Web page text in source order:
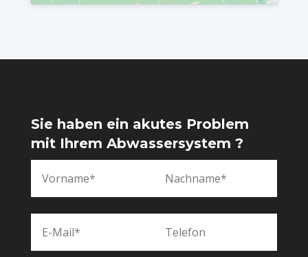
Sie haben ein akutes Problem
mit Ihrem Abwassersystem ?